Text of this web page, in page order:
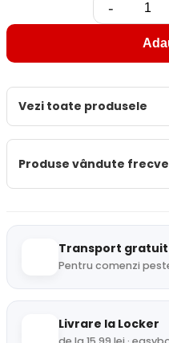
-
Vezi toate produsele
Produse vândute
Transport gratuit
Pentru comenzi
Livrare la Locker